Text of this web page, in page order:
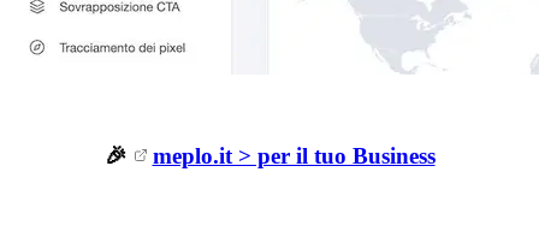
🎉 meplo.it > per il tuo Business